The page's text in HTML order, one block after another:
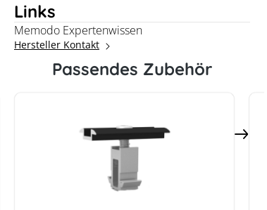
Links
Memodo Expertenwissen
Hersteller Kontakt
Passendes Zubehör